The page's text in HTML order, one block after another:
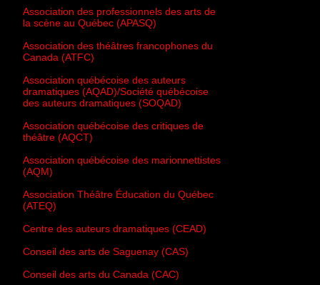
Association des professionnels des arts de
la scène au Québec (APASQ)
Association des théâtres francophones du
Canada (ATFC)
Association québécoise des auteurs
dramatiques (AQAD)/Société québécoise
des auteurs dramatiques (SOQAD)
Association québécoise des critiques de
théâtre (AQCT)
Association québécoise des marionnettistes
(AQM)
Association Théâtre Éducation du Québec
(ATEQ)
Centre des auteurs dramatiques (CEAD)
Conseil des arts de Saguenay (CAS)
Conseil des arts du Canada (CAC)